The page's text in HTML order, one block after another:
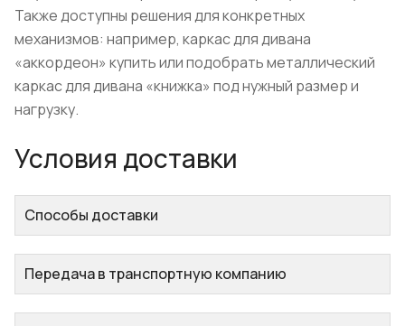
Также доступны решения для конкретных
механизмов: например, каркас для дивана
«аккордеон» купить или подобрать металлический
каркас для дивана «книжка» под нужный размер и
нагрузку.
Условия доставки
Способы доставки
Передача в транспортную компанию